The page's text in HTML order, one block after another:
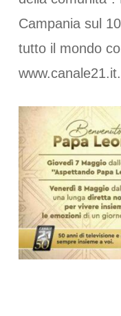
Campania sul
tutto il mondo
www.canale21.it.